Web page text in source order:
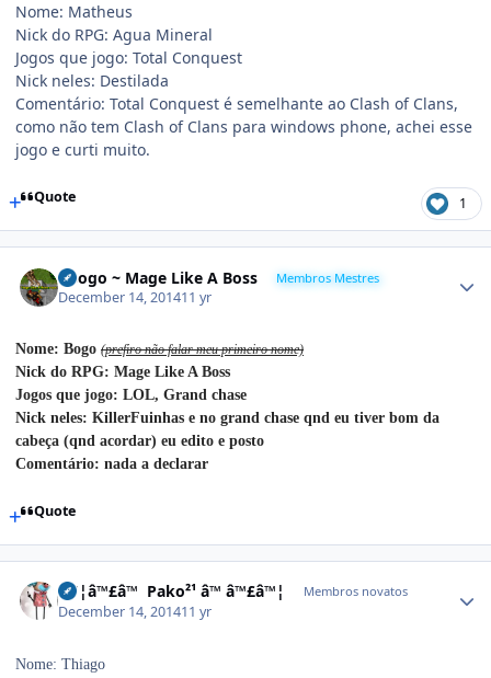
Nome: Matheus
Nick do RPG: Agua Mineral
Jogos que jogo: Total Conquest
Nick neles: Destilada
Comentário: Total Conquest é semelhante ao Clash of Clans,
como não tem Clash of Clans para windows phone, achei esse
jogo e curti muito.
Quote 1
#Bogo ~ Mage Like A Boss Membros Mestres
December 14, 201411 yr
Nome: Bogo (prefiro não falar meu primeiro nome)
Nick do RPG: Mage Like A Boss
Jogos que jogo: LOL, Grand chase
Nick neles: KillerFuinhas e no grand chase qnd eu tiver bom da
cabeça (qnd acordar) eu edito e posto
Comentário: nada a declarar
Quote
â™¦â™£â™ Pako²¹ â™ â™£â™¦ Membros novatos
December 14, 201411 yr
Nome: Thiago